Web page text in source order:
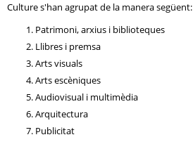
Culture s'han agrupat de la manera següent:
Patrimoni, arxius i biblioteques
Llibres i premsa
Arts visuals
Arts escèniques
Audiovisual i multimèdia
Arquitectura
Publicitat